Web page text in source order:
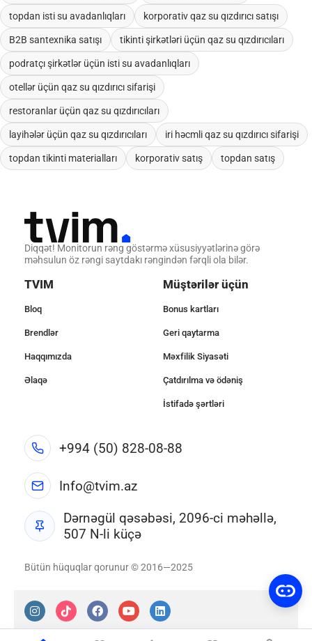
topdan isti su avadanlıqları korporativ qaz su qızdırıcı satışı
B2B santexnika satışı tikinti şirkətləri üçün qaz su qızdırıcıları
podratçı şirkətlər üçün isti su avadanlıqları
otellər üçün qaz su qızdırıcı sifarişi
restoranlar üçün qaz su qızdırıcıları
layihələr üçün qaz su qızdırıcıları iri həcmli qaz su qızdırıcı sifarişi
topdan tikinti materialları korporativ satış topdan satış
Diqqət! Monitorun rəng göstərmə xüsusiyyətlərinə görə
məhsulun öz rəngi saytdakı rəngindən fərqli ola bilər.
TVIM
Bloq
Brendlər
Haqqımızda
Əlaqə
Müştərilər üçün
Bonus kartları
Geri qaytarma
Məxfilik Siyasəti
Çatdırılma və ödəniş
İstifadə şərtləri
+994 (50) 828-08-88
Info@tvim.az
Dərnəgül qəsəbəsi, 2096-ci məhəllə,
507 N-li küçə
Bütün hüquqlar qorunur © 2016—2025